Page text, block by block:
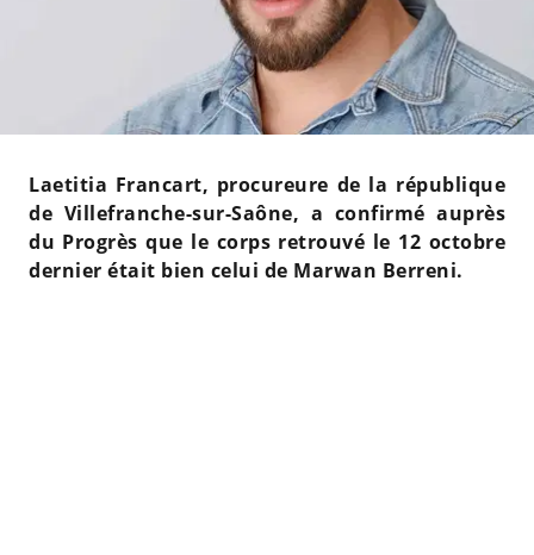
Laetitia Francart, procureure de la république
de Villefranche-sur-Saône, a confirmé auprès
du Progrès que le corps retrouvé le 12 octobre
dernier était bien celui de Marwan Berreni.